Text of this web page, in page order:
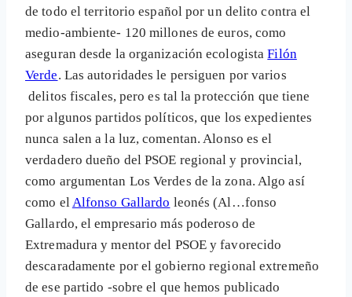
de todo el territorio español por un delito contra el
medio-ambiente- 120 millones de euros, como
aseguran desde la organización ecologistaFilón
Verde. Las autoridades le persiguen por varios
delitos fiscales, pero es tal la protección que tiene
por algunos partidos políticos, que los expedientes
nunca salen a la luz, comentan. Alonso es el
verdadero dueño del PSOE regional y provincial,
como argumentan Los Verdes de la zona. Algo así
como elAlfonso Gallardo leonés (Al…fonso
Gallardo, el empresario más poderoso de
Extremadura y mentor del PSOE y favorecido
descaradamente por el gobierno regional extremeño
de ese partido -sobre el que hemos publicado